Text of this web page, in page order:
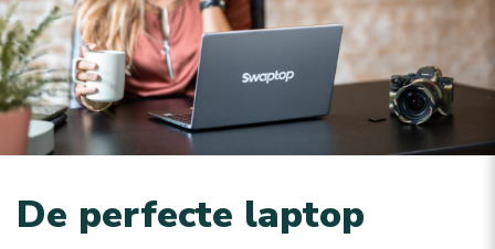
De perfecte laptop